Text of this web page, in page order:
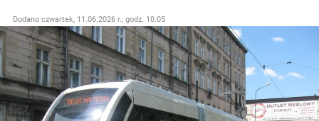
Dodano czwartek, 11.06.2026 r., godz. 10.05